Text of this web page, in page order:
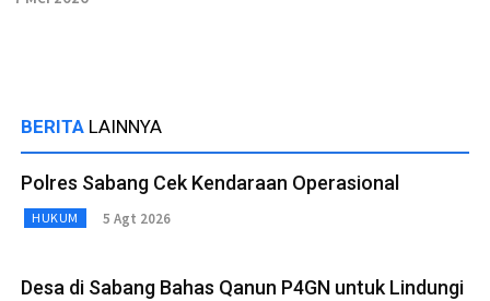
BERITA LAINNYA
Polres Sabang Cek Kendaraan Operasional
HUKUM 5 Agt 2026
Desa di Sabang Bahas Qanun P4GN untuk Lindungi